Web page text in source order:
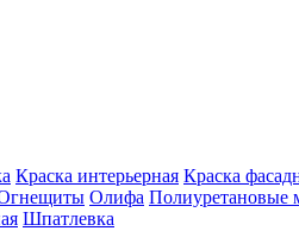
Краска интерьерная Краска
Олифа Полиуретановые
Шпатлевка